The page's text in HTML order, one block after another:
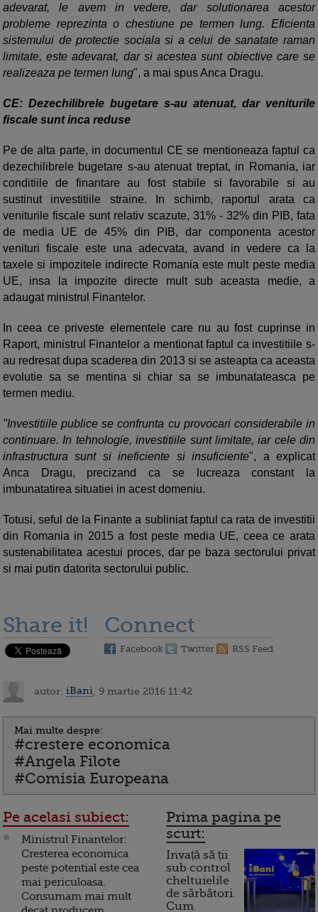
adevarat, le avem in vedere, dar solutionarea acestor
probleme reprezinta o chestiune pe termen lung. Eficienta
sistemului de protectie sociala si a celui de sanatate raman
limitate, este adevarat, dar si acestea sunt obiective care se
realizeaza pe termen lung", a mai spus Anca Dragu.
CE: Dezechilibrele bugetare s-au atenuat, dar veniturile
fiscale sunt inca reduse
Pe de alta parte, in documentul CE se mentioneaza faptul ca
dezechilibrele bugetare s-au atenuat treptat, in Romania, iar
conditiile de finantare au fost stabile si favorabile si au
sustinut investitiile straine. In schimb, raportul arata ca
veniturile fiscale sunt relativ scazute, 31% - 32% din PIB, fata
de media UE de 45% din PIB, dar componenta acestor
venituri fiscale este una adecvata, avand in vedere ca la
taxele si impozitele indirecte Romania este mult peste media
UE, insa la impozite directe mult sub aceasta medie, a
adaugat ministrul Finantelor.
In ceea ce priveste elementele care nu au fost cuprinse in
Raport, ministrul Finantelor a mentionat faptul ca investitiile s-
au redresat dupa scaderea din 2013 si se asteapta ca aceasta
evolutie sa se mentina si chiar sa se imbunatateasca pe
termen mediu.
"Investitiile publice se confrunta cu provocari considerabile in
continuare. In tehnologie, investitiile sunt limitate, iar cele din
infrastructura sunt si ineficiente si insuficiente", a explicat
Anca Dragu, precizand ca se lucreaza constant la
imbunatatirea situatiei in acest domeniu.
Totusi, seful de la Finante a subliniat faptul ca rata de investitii
din Romania in 2015 a fost peste media UE, ceea ce arata
sustenabilitatea acestui proces, dar pe baza sectorului privat
si mai putin datorita sectorului public.
Share it! Connect
Facebook Twitter RSS Feed
autor: iBani , 9 martie 2016 11:42
Mai multe despre:
#crestere economica
#Angela Filote
#Comisia Europeana
Pe acelasi subiect:
Ministrul Finantelor:
Cresterea economica
peste potential este cea
mai periculoasa.
Consumam mai mult
Prima pagina pe
scurt:
Invață să ții
sub control
cheltuielile
de sărbători.
Cum